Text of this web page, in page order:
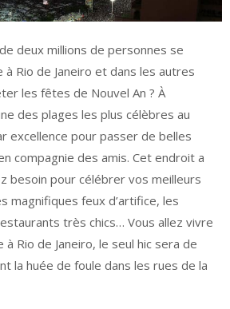
deux millions de personnes se
à Rio de Janeiro et dans les autres
les fêtes de Nouvel An ? À
des plages les plus célèbres au
excellence pour passer de belles
compagnie des amis. Cet endroit a
besoin pour célébrer vos meilleurs
magnifiques feux d’artifice, les
très chics… Vous allez vivre
Rio de Janeiro, le seul hic sera de
la huée de foule dans les rues de la